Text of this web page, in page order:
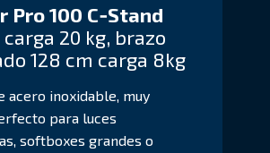
Pro 100 C‑Stand
carga 20 kg, brazo
128 cm carga 8kg
acero inoxidable, muy
para luces
softboxes grandes o